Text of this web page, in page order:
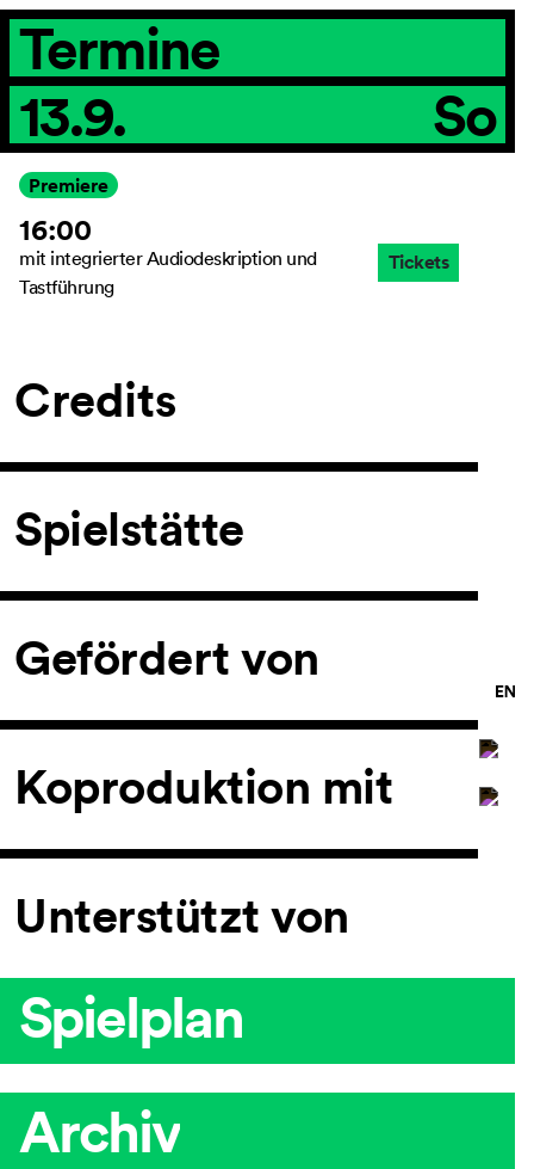
Termine
13.9.
So
Premiere
16:00
mit integrierter Audiodeskription und
Tastführung
Tickets
Credits
Spielstätte
Gefördert von
Koproduktion mit
Unterstützt von
Spielplan
Archiv